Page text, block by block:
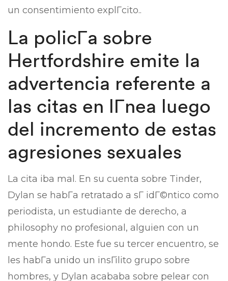
un consentimiento explГ­cito..
La policГ­a sobre
Hertfordshire emite la
advertencia referente a
las citas en lГ­nea luego
del incremento de estas
agresiones sexuales
La cita iba mal. En su cuenta sobre Tinder,
Dylan se habГ­a retratado a sГ­ idГ©ntico como
periodista, un estudiante de derecho, a
philosophy no profesional, alguien con un
mente hondo. Este fue su tercer encuentro, se
les habГ­a unido un insГіlito grupo sobre
hombres, y Dylan acababa sobre pelear con